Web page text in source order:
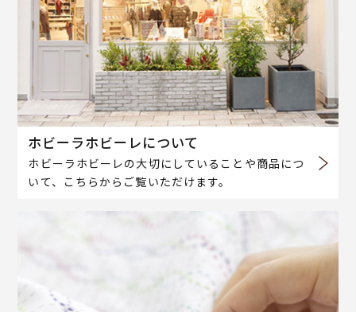
ホビーラホビーレについて
ホビーラホビーレの大切にしていることや商品につ
いて、こちらからご覧いただけます。